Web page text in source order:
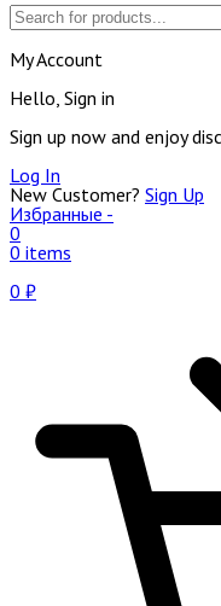
My Account
Hello, Sign in
Sign up now and enjoy
Log In
New Customer? Sign Up
Избранные -
0
0 items
0 ₽